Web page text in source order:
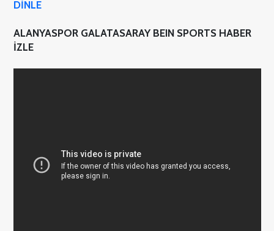
DİNLE
ALANYASPOR GALATASARAY BEIN SPORTS HABER
İZLE